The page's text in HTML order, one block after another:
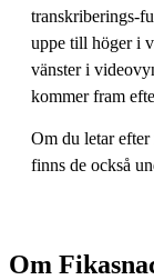
transkriberings-
uppe till höger i
vänster i
kommer fram
Om du letar
finns de också
Om